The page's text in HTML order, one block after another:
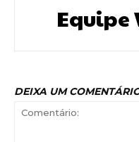
Equipe
DEIXA UM